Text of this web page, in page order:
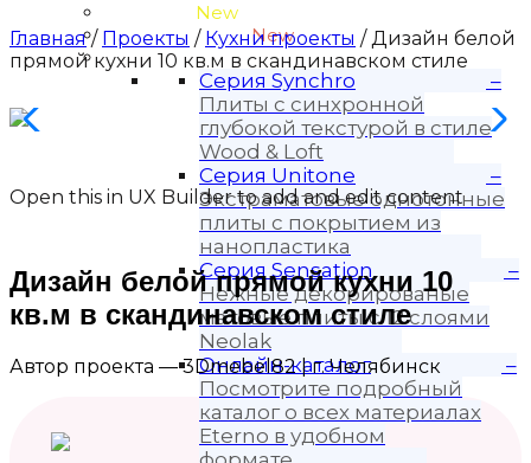
New
Wood-3 и Loft-2New
Материалы
Серия Synchro
–
Плиты с синхронной
глубокой текстурой в стиле
Wood & Loft
Серия Unitone
–
Экстраматовые однотонные
плиты с покрытием из
нанопластика
Серия Sensation
–
Нежные декорированые
матовые плиты с 12 слоями
Neolak
Онлайн-каталог
–
Посмотрите подробный
каталог о всех материалах
Eterno в удобном
Главная/ Проекты / Кухни проекты / Дизайн белой
прямой кухни 10 кв.м в скандинавском стиле
Open this in UX Builder to add and edit content
Дизайн белой прямой кухни 10
кв.м в скандинавском стиле
Автор проекта — 3Dmebel82 | г. Челябинск